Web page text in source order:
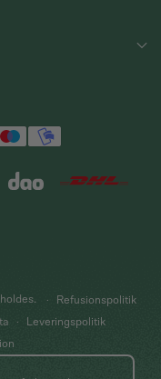
Refusionspolitik
Leveringspolitik